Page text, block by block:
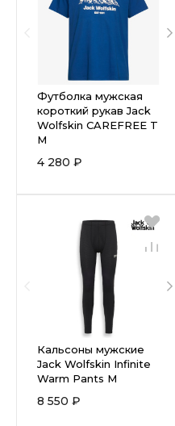
Футболка мужская
короткий рукав Jack
Wolfskin CAREFREE T
M
4 280 ₽
Кальсоны мужские
Jack Wolfskin Infinite
Warm Pants M
8 550 ₽